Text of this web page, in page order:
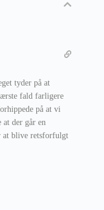
tyder på at
fald farligere
på at vi
at der går en
at blive retsforfulgt